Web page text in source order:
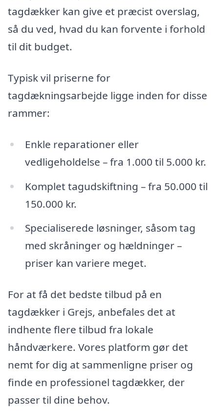
tagdækker kan give et præcist overslag,
så du ved, hvad du kan forvente i forhold
til dit budget.
Typisk vil priserne for
tagdækningsarbejde ligge inden for disse
rammer:
Enkle reparationer eller
vedligeholdelse – fra 1.000 til 5.000 kr.
Komplet tagudskiftning – fra 50.000 til
150.000 kr.
Specialiserede løsninger, såsom tag
med skråninger og hældninger –
priser kan variere meget.
For at få det bedste tilbud på en
tagdækker i Grejs, anbefales det at
indhente flere tilbud fra lokale
håndværkere. Vores platform gør det
nemt for dig at sammenligne priser og
finde en professionel tagdækker, der
passer til dine behov.